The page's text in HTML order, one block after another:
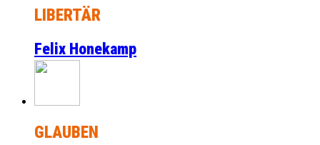
LIBERTÄR
Felix Honekamp
GLAUBEN